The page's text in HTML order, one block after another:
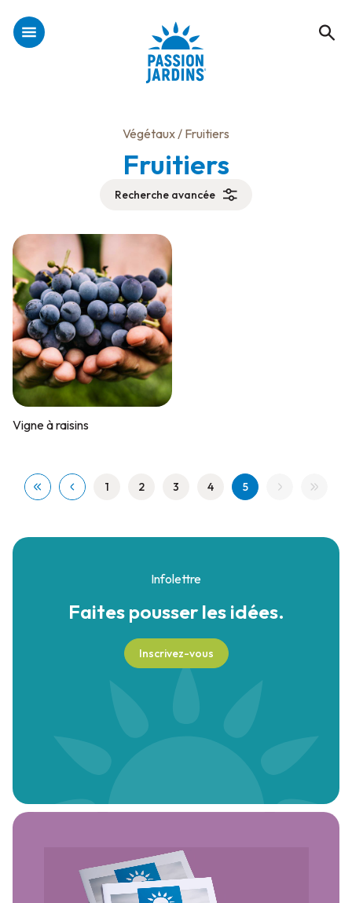
Végétaux/ Fruitiers
Fruitiers
Recherche avancée
Vigne à raisins
1 2 3 4 5
Infolettre
Faites pousserles idées.
Inscrivez-vous